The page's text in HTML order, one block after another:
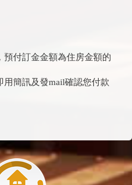
預付訂金金額為住房金額的
簡訊及發mail確認您付款